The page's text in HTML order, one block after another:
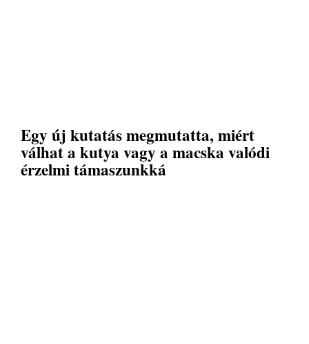
Egy új kutatás megmutatta, miért
válhat a kutya vagy a macska valódi
érzelmi támaszunkká